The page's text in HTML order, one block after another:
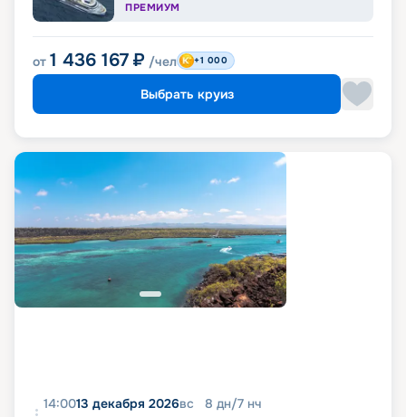
ПРЕМИУМ
от 1 436 167 ₽ /чел +1 000
Выбрать круиз
14:0013 декабря 2026вс 8 дн/7 нч